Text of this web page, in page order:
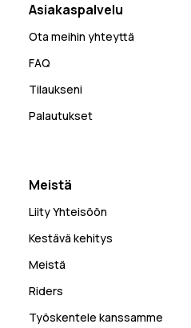
Asiakaspalvelu
Ota meihin yhteyttä
FAQ
Tilaukseni
Palautukset
Meistä
Liity Yhteisöön
Kestävä kehitys
Meistä
Riders
Työskentele kanssamme